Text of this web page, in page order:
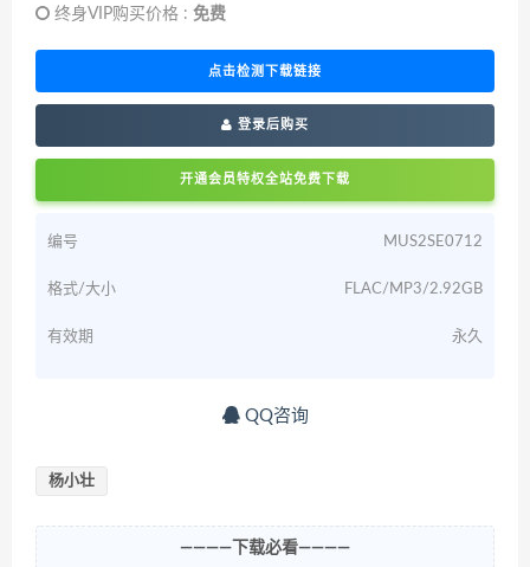
终身VIP购买价格 : 免费
点击检测下载链接
登录后购买
开通会员特权全站免费下载
编号 MUS2SE0712
格式/大小 FLAC/MP3/2.92GB
有效期 永久
QQ咨询
杨小壮
————下载必看————